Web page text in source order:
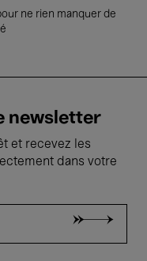
ne rien manquer de
newsletter
et recevez les
dans votre